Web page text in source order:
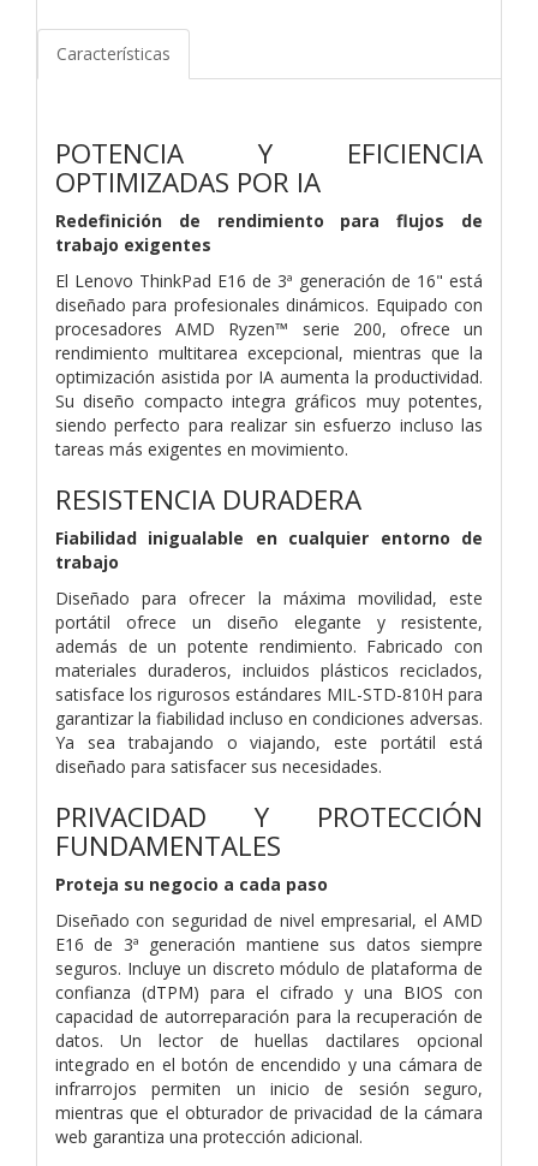
Características
POTENCIA Y EFICIENCIA
OPTIMIZADAS POR IA
Redefinición de rendimiento para flujos de
trabajo exigentes
El Lenovo ThinkPad E16 de 3ª generación de 16" está
diseñado para profesionales dinámicos. Equipado con
procesadores AMD Ryzen™ serie 200, ofrece un
rendimiento multitarea excepcional, mientras que la
optimización asistida por IA aumenta la productividad.
Su diseño compacto integra gráficos muy potentes,
siendo perfecto para realizar sin esfuerzo incluso las
tareas más exigentes en movimiento.
RESISTENCIA DURADERA
Fiabilidad inigualable en cualquier entorno de
trabajo
Diseñado para ofrecer la máxima movilidad, este
portátil ofrece un diseño elegante y resistente,
además de un potente rendimiento. Fabricado con
materiales duraderos, incluidos plásticos reciclados,
satisface los rigurosos estándares MIL-STD-810H para
garantizar la fiabilidad incluso en condiciones adversas.
Ya sea trabajando o viajando, este portátil está
diseñado para satisfacer sus necesidades.
PRIVACIDAD Y PROTECCIÓN
FUNDAMENTALES
Proteja su negocio a cada paso
Diseñado con seguridad de nivel empresarial, el AMD
E16 de 3ª generación mantiene sus datos siempre
seguros. Incluye un discreto módulo de plataforma de
confianza (dTPM) para el cifrado y una BIOS con
capacidad de autorreparación para la recuperación de
datos. Un lector de huellas dactilares opcional
integrado en el botón de encendido y una cámara de
infrarrojos permiten un inicio de sesión seguro,
mientras que el obturador de privacidad de la cámara
web garantiza una protección adicional.